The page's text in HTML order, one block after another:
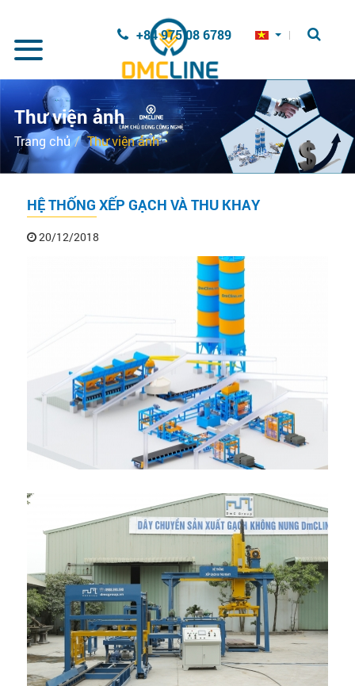
+84 975 08 6789
Thư viện ảnh
Trang chủ Thư viện ảnh
HỆ THỐNG XẾP GẠCH VÀ THU KHAY
20/12/2018